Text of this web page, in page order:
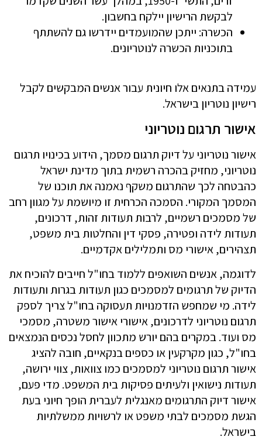
לבקשת הרישיון יילקח בחשבון.
הכשרה: ייתכן שהמועמדים יידרשו גם להשתתף
בתוכניות הכשרה לנוטריונים.
עמידה בתנאים אלו חיונית עבור אנשים המבקשים לקבל
רישיון נוטריון בישראל.
אישור תרגום נוטריוני
אישור נוטריוני על דיוק תרגום מסמך, הידוע בכינויו תרגום
נוטריוני, מחזיק בהכרה רשמית בתוך מדינת ישראל
כהבטחה לכך שהתרגום משקף נאמנה את תוכנו של
המסמך המקורי. הסמכה הכרחית זו מיושמת על מגוון רחב
של מסמכים רשמיים, לרבות תעודות זהות, דרכונים,
תעודות לידה ופטירה, פסקי דין והחלטות בית משפט,
תצהירים, אישורי מס ותמלילים אקדמיים.
לדוגמה, אנשים השואפים ללמוד בחו"ל חייבים להוכיח את
הדיוק של תרגומים למסמכים כגון תעודות בגרות ותעודות
לידה. מי שמחפש הזדמנויות תעסוקה בחו"ל צריך לספק
תרגום נוטריוני לדרכונים, אישורי אישור משטרה, מסמכי
מס ועוד. במקרים בהם יורש מתכוון לחסל נכסים הנמצאים
בחו"ל, כגון מקרקעין או כספים בנקאיים, חובה להציג
אישור תרגום נוטריוני למסמכים כמו צוואות, צווי ירושה,
תעודות נישואין ולעיתים פסיקות בית המשפט. מדי פעם,
אישור דיוק התרגומים מאנגלית לעברית הופך חיוני בעת
הגשת מסמכים לבתי משפט או לרשויות ממשלתיות
בישראל.